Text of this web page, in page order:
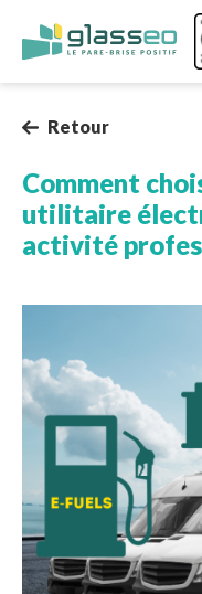
Retour
Comment
utilitaire
activité